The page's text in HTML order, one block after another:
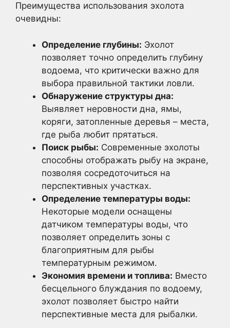
Преимущества использования эхолота
очевидны:
Определение глубины: Эхолот
позволяет точно определить глубину
водоема, что критически важно для
выбора правильной тактики ловли.
Обнаружение структуры дна:
Выявляет неровности дна, ямы,
коряги, затопленные деревья – места,
где рыба любит прятаться.
Поиск рыбы: Современные эхолоты
способны отображать рыбу на экране,
позволяя сосредоточиться на
перспективных участках.
Определение температуры воды:
Некоторые модели оснащены
датчиком температуры воды, что
позволяет определить зоны с
благоприятным для рыбы
температурным режимом.
Экономия времени и топлива: Вместо
бесцельного блуждания по водоему,
эхолот позволяет быстро найти
перспективные места для рыбалки.